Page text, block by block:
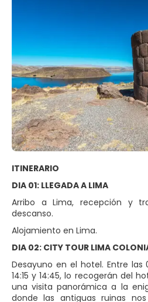
ITINERARIO
DIA 01: LLEGADA A LIMA
Arribo a Lima, recepción y
descanso.
Alojamiento en Lima.
DIA 02: CITY TOUR LIMA
Desayuno en el hotel. Entre las
14:15 y 14:45, lo recogerán del
una visita panorámica a la
donde las antiguas ruinas